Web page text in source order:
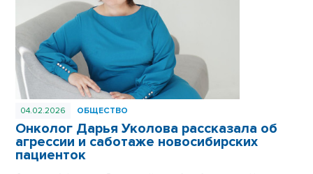
04.02.2026 ОБЩЕСТВО
Онколог Дарья Уколова рассказала об
агрессии и саботаже новосибирских
пациенток